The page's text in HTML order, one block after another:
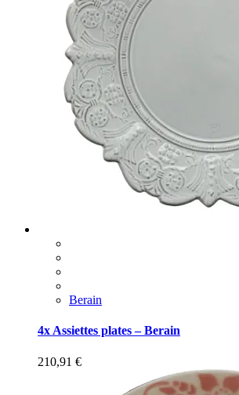
Berain
4x Assiettes plates – Berain
210,91 €